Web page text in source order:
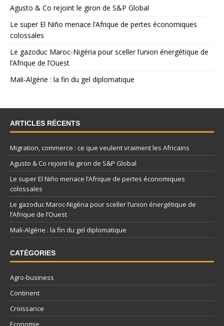
Agusto & Co rejoint le giron de S&P Global
Le super El Niño menace l’Afrique de pertes économiques
colossales
Le gazoduc Maroc-Nigéria pour sceller l’union énergétique de
l’Afrique de l’Ouest
Mali-Algérie : la fin du gel diplomatique
ARTICLES RÉCENTS
Migration, commerce : ce que veulent vraiment les Africains
Agusto & Co rejoint le giron de S&P Global
Le super El Niño menace l’Afrique de pertes économiques
colossales
Le gazoduc Maroc-Nigéria pour sceller l’union énergétique de
l’Afrique de l’Ouest
Mali-Algérie : la fin du gel diplomatique
CATÉGORIES
Agro-business
Continent
Croissance
Economie